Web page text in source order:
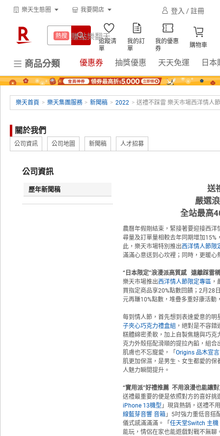
樂天生態圈
我要開店
下載APP
登入 / 註冊
熱搜 賺點樂翻天
防颱專區
熱搜 299超取免運
熱搜 電子閱讀器
床架
微波爐
熱搜 抽7777點
追蹤清
單
我的訂
單
我的優惠
券
購物車
商品分類 優惠券 抽獎優惠 天天免運 日本
防颱專區
熱搜 299超取免運
熱搜 電子閱讀器
熱搜 平板電腦
熱搜 床架
熱搜 微波爐
熱搜 抽7777點
樂天首頁 > 樂天集團服務 > 新聞稿 > 2022 > 送禮不踩雷 樂天市場西洋情人
關於我們
公司資訊 公司地圖 新聞稿 人才招募
公司資訊
歷年新聞稿
送
嚴選
全站最高
農曆年假剛結束，緊接著要迎接西
尋量及訂單量相較去年同期增加
此，樂天市場特別推出西洋情人節限
滿滿心意送到心坎裡；同時，更暖
“ 日本限定”浪漫派高質感
遠離踩雷
樂天市場推出西洋情人節限定專區
買指定商品享20%點數回饋；2月28
元再賺10%點數，堆疊多重好康活動
每到情人節，首先想到表達愛意的明
子夾心巧克力禮盒組 ，絕對是不容
糕體綿密柔軟，加上自製焦糖與巧
克力外殼搭配滑順的提拉內餡，組
肌膚也不忘寵愛，「 Origins 品木宣
肌更加保濕，是男生、女生都愛的
人魅力瞬間提升。
“實用派”好禮推薦 不用浪漫也能讓
送禮最重要的便是依照對方的喜好
iPhone 13機型 」現貨熱銷，送禮不
線藍芽音響 音箱 」5吋強力重低音搭
儀式感滿滿滿。「 任天堂Switch 主
能玩，情侶在家也能遊戲對戰不無聊